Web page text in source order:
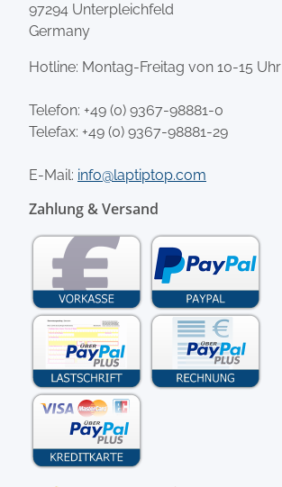
97294 Unterpleichfeld
Germany
Hotline: Montag-Freitag von 10-15 Uhr
Telefon: +49 (0) 9367-98881-0
Telefax: +49 (0) 9367-98881-29
E-Mail: info@laptiptop.com
Zahlung & Versand